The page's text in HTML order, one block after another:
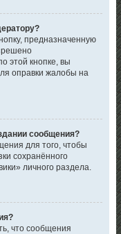
предназначенную
этой кнопке, вы
оправки жалобы на
сообщения?
для того, чтобы
сохранённого
личного раздела.
что сообщения